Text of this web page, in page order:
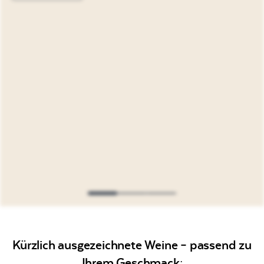
Kürzlich ausgezeichnete Weine – passend zu